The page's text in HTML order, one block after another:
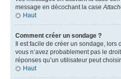
message en décochant la case
Haut
Comment créer un sondage ?
Il est facile de créer un sondage,
vous n’avez probablement pas le
réponses qu’un utilisateur peut
Haut